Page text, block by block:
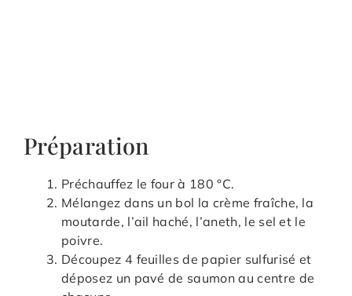
Préparation
Préchauffez le four à 180 °C.
Mélangez dans un bol la crème fraîche, la
moutarde, l’ail haché, l’aneth, le sel et le
poivre.
Découpez 4 feuilles de papier sulfurisé et
déposez un pavé de saumon au centre de